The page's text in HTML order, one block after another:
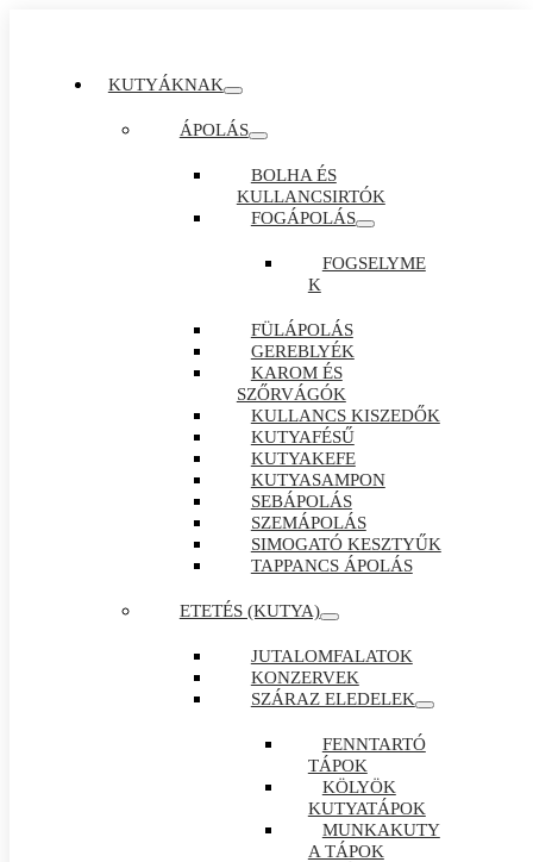
KUTYÁKNAK
ÁPOLÁS
BOLHA ÉS
KULLANCSIRTÓK
FOGÁPOLÁS
FOGSELYME
K
FÜLÁPOLÁS
GEREBLYÉK
KAROM ÉS
SZŐRVÁGÓK
KULLANCS KISZEDŐK
KUTYAFÉSŰ
KUTYAKEFE
KUTYASAMPON
SEBÁPOLÁS
SZEMÁPOLÁS
SIMOGATÓ KESZTYŰK
TAPPANCS ÁPOLÁS
ETETÉS (KUTYA)
JUTALOMFALATOK
KONZERVEK
SZÁRAZ ELEDELEK
FENNTARTÓ
TÁPOK
KÖLYÖK
KUTYATÁPOK
MUNKAKUTY
A TÁPOK